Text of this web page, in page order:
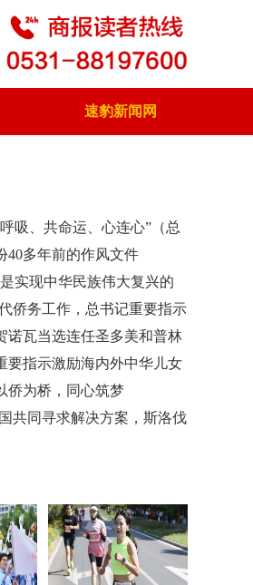
速豹新闻网
吸、共命运、心连心”（总
）
40多年前的作风文件
实现中华民族伟大复兴的
侨务工作，总书记重要指示
诺瓦当选连任圣多美和普林
要指示激励海内外中华儿女
侨为桥，同心筑梦
共同寻求解决方案，斯洛伐